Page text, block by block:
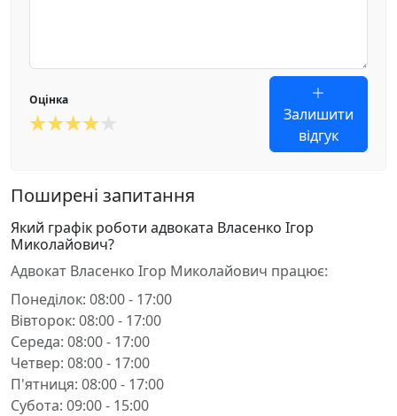
Оцінка
Залишити
відгук
Поширені запитання
Який графік роботи адвоката Власенко Ігор
Миколайович?
Адвокат Власенко Ігор Миколайович працює:
Понеділок: 08:00 - 17:00
Вівторок: 08:00 - 17:00
Середа: 08:00 - 17:00
Четвер: 08:00 - 17:00
П'ятниця: 08:00 - 17:00
Субота: 09:00 - 15:00